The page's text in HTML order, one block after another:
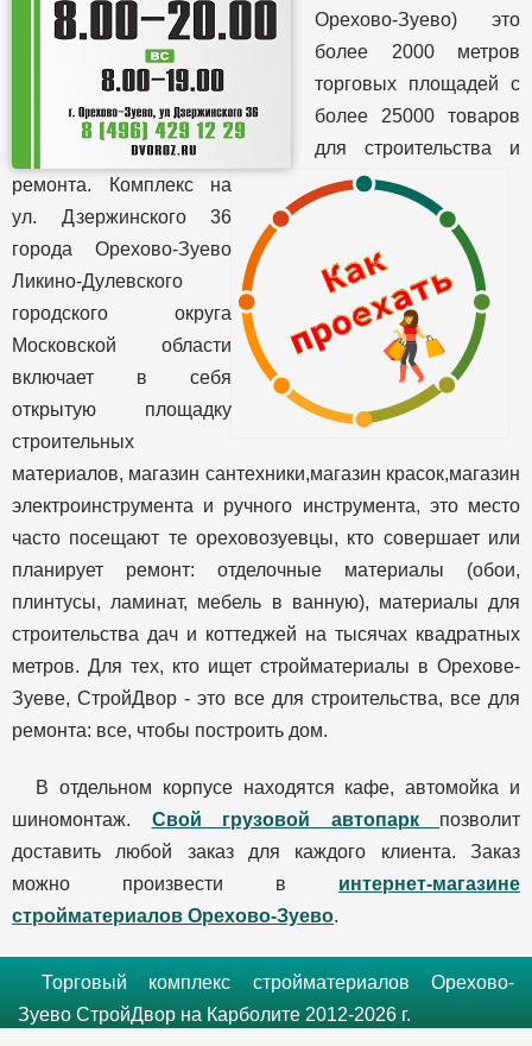
Орехово-Зуево) это
более 2000 метров
торговых площадей с
более 25000 товаров
для строительства и
ремонта. Комплекс на
ул. Дзержинского 36
города Орехово-Зуево
Ликино-Дулевского
городского округа
Московской области
включает в себя
открытую площадку
строительных
материалов, магазин сантехники,магазин красок,магазин
электроинструмента и ручного инструмента, это место
часто посещают те ореховозуевцы, кто совершает или
планирует ремонт: отделочные материалы (обои,
плинтусы, ламинат, мебель в ванную), материалы для
строительства дач и коттеджей на тысячах квадратных
метров. Для тех, кто ищет стройматериалы в Орехове-
Зуеве, СтройДвор - это все для строительства, все для
ремонта: все, чтобы построить дом.
В отдельном корпусе находятся кафе, автомойка и
шиномонтаж. Свой грузовой автопарк позволит
доставить любой заказ для каждого клиента. Заказ
можно произвести в интернет-магазине
стройматериалов Орехово-Зуево.
Торговый комплекс стройматериалов Орехово-
Зуево СтройДвор на Карболите 2012-2026 г.